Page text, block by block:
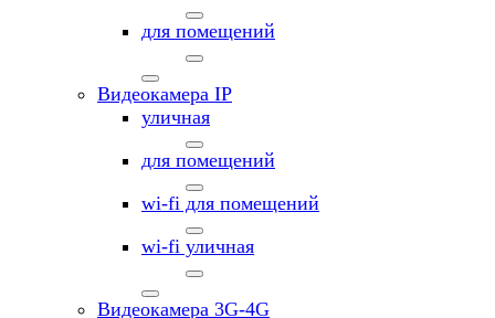
для помещений
Видеокамера IP
уличная
для помещений
wi-fi для помещений
wi-fi уличная
Видеокамера 3G-4G